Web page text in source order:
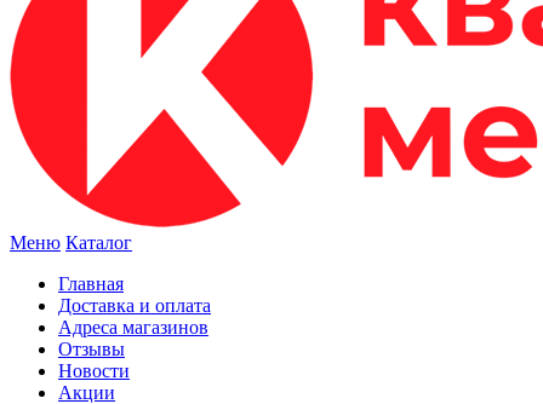
Меню Каталог
Главная
Доставка и оплата
Адреса магазинов
Отзывы
Новости
Акции